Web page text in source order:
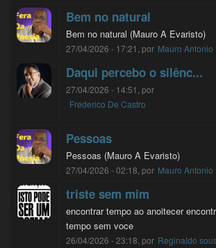
Bem no natural
Bem no natural (Mauro A Evaristo)
27/04/2026 - 17:21, por Mauro Antonio
Daqui percebo o silênc...
27/04/2026 - 14:51, por
Frederico De Castro
Pessoas
Pessoas (Mauro A Evaristo)
27/04/2026 - 02:18, por Mauro Antonio
triste sem mim
encontrar tempo ao anoitecer
tempo sem voce
26/04/2026 - 23:18, por Reginaldo